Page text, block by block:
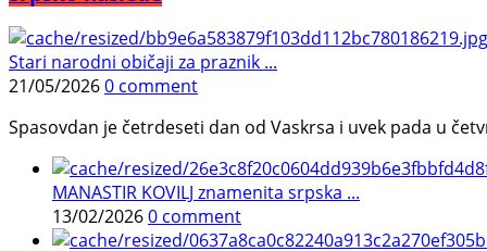
Stari narodni običaji za praznik ...
21/05/20260 comment
Spasovdan je četrdeseti dan od Vaskrsa i uvek pada u
MANASTIR KOVILJ znamenita srpska ...
13/02/20260 comment